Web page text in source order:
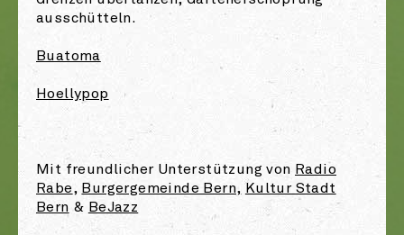
ausschütteln.
Buatoma
Hoellypop
Mit freundlicher Unterstützung von Radio
Rabe, Burgergemeinde Bern, Kultur Stadt
Bern & BeJazz